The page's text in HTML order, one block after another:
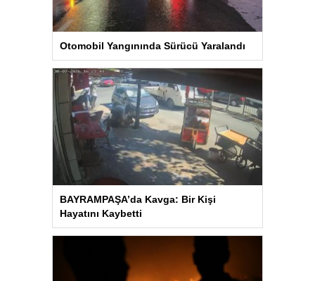
Otomobil Yangınında Sürücü Yaralandı
BAYRAMPAŞA’da Kavga: Bir Kişi
Hayatını Kaybetti